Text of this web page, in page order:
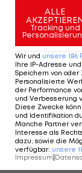
Wochenende.
Mehr
ALLE
Tracking und
Wir und unsere 186
Ihre IP-Adresse
Speichern von
Personalisierte
der Performance
und Verbesserung
Diese Zwecke
und Identifikation
Manche Partner
Interesse als
dazu, sowie die
verfügbar: unsere
Impressum